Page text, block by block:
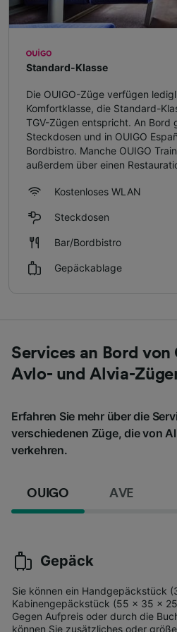
Standard-Klasse
Die OUIGO-Züge verfügen
Komfortklasse, die Standard-
TGV-Zügen entspricht. An Bord
Steckdosen und in OUIGO
Bordbistro. Manche OUIGO
außerdem über einen
Kostenloses WLAN
Steckdosen
Bar/Bordbistro
Gepäckablage
Services an Bord von
Avlo- und Alvia-
Erfahren Sie mehr über die
verschiedenen Züge, die von
verkehren.
OUIGO AVE
Gepäck
Sie können ein Handgepäckstück
Kabinengepäckstück (55 x 35 x
Gegen Aufpreis oder durch die
können Sie zusätzliches oder